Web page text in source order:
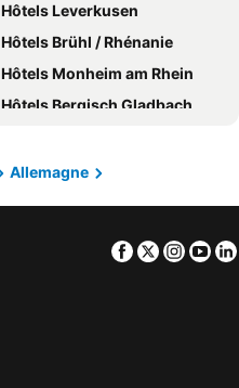
Hôtels Leverkusen
Hôtels Brühl / Rhénanie
Hôtels Monheim am Rhein
Hôtels Bergisch Gladbach
Hôtels Hürth
Hôtels Bad Salzuflen
Allemagne
Facebook
Twitter